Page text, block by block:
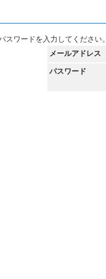
スワードを入力してください。
メールアドレス
パスワード